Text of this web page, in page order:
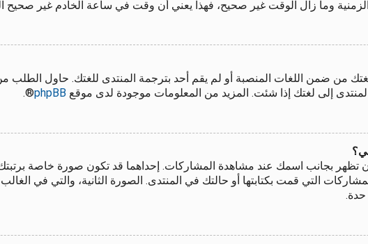
وما زال الوقت غير صحيح، فهذا يعني أن وقت في ساعة الخادم غير صحيح
من ضمن اللغات المنصبة أو لم يقم أحد بترجمة المنتدى للغتك. حاول الطلب
إلى لغتك إذا شئت. المزيد من المعلومات موجودة لدى موقع phpBB
®.
تظهر بجانب اسمك عند مشاهدة المشاركات. إحداهما قد تكون صورة خاصة
التي قمت بكتابتها أو حالتك في المنتدى. الصورة الثانية، والتي في